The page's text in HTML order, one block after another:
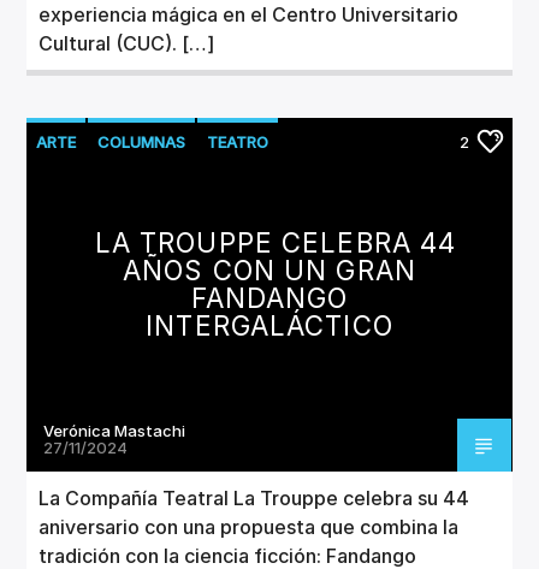
experiencia mágica en el Centro Universitario
Cultural (CUC). […]
ARTE COLUMNAS TEATRO 2
LA TROUPPE CELEBRA 44
AÑOS CON UN GRAN
FANDANGO
INTERGALÁCTICO
Verónica Mastachi
27/11/2024
La Compañía Teatral La Trouppe celebra su 44
aniversario con una propuesta que combina la
tradición con la ciencia ficción: Fandango